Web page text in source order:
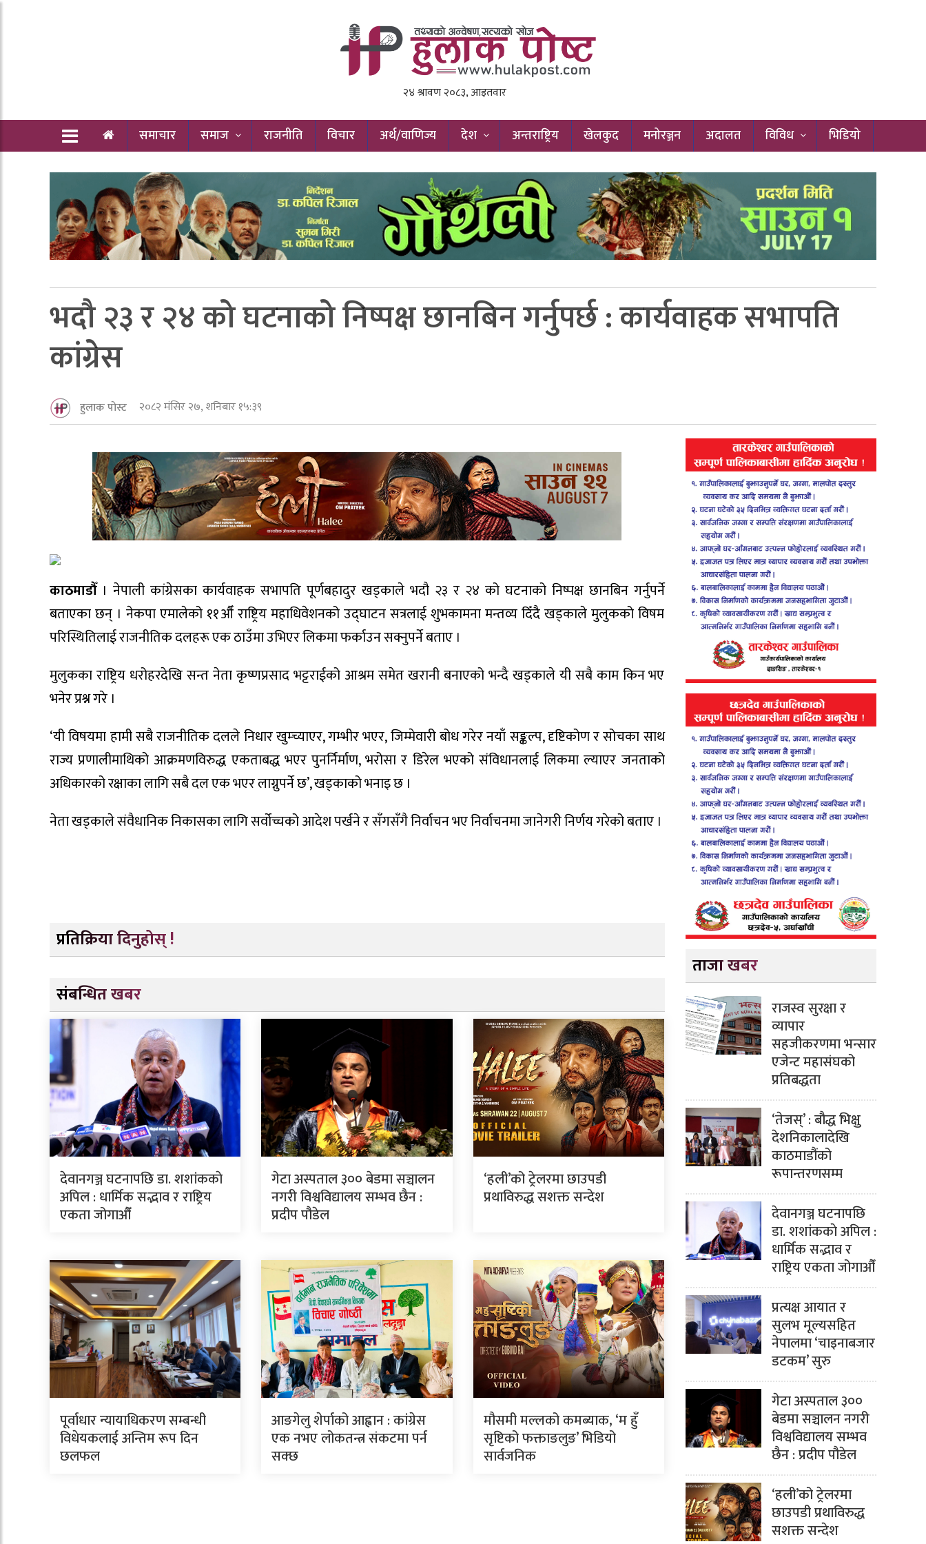
समाचार समाज राजनीति विचार अर्थ/वाणिज्य देश अन्तराष्ट्रिय खेलकुद मनोरञ्जन अदालत विविध भिडियो
भदौ २३ र २४ को घटनाको निष्पक्ष छानबिन गर्नुपर्छ : कार्यवाहक सभापति
कांग्रेस
हुलाक पोस्ट २०८२ मंसिर २७, शनिबार १५:३९
काठमाडौँ। नेपाली कांग्रेसका कार्यवाहक सभापति पूर्णबहादुर खड्काले भदौ २३ र २४ को घटनाको निष्पक्ष छानबिन गर्नुपर्ने
बताएका छन् । नेकपा एमालेको ११औँ राष्ट्रिय महाधिवेशनको उद्घाटन सत्रलाई शुभकामना मन्तव्य दिँदै खड्काले मुलुकको विषम
परिस्थितिलाई राजनीतिक दलहरू एक ठाउँमा उभिएर लिकमा फर्काउन सक्नुपर्ने बताए ।
मुलुकका राष्ट्रिय धरोहरदेखि सन्त नेता कृष्णप्रसाद भट्टराईको आश्रम समेत खरानी बनाएको भन्दै खड्काले यी सबै काम किन भए
भनेर प्रश्न गरे ।
‘यी विषयमा हामी सबै राजनीतिक दलले निधार खुम्च्याएर, गम्भीर भएर, जिम्मेवारी बोध गरेर नयाँ सङ्कल्प, दृष्टिकोण र सोचका साथ
राज्य प्रणालीमाथिको आक्रमणविरुद्ध एकताबद्ध भएर पुनर्निर्माण, भरोसा र डिरेल भएको संविधानलाई लिकमा ल्याएर जनताको
अधिकारको रक्षाका लागि सबै दल एक भएर लाग्नुपर्ने छ’, खड्काको भनाइ छ ।
नेता खड्काले संवैधानिक निकासका लागि सर्वोच्चको आदेश पर्खने र सँगसँगै निर्वाचन भए निर्वाचनमा जानेगरी निर्णय गरेको बताए ।
प्रतिक्रिया दिनुहोस् !
संबन्धित खबर
देवानगञ्ज घटनापछि डा. शशांककाे
अपिल : धार्मिक सद्भाव र राष्ट्रिय
एकता जोगाऔँ
गेटा अस्पताल ३०० बेडमा सञ्चालन
नगरी विश्वविद्यालय सम्भव छैन :
प्रदीप पौडेल
‘हली’को ट्रेलरमा छाउपडी
प्रथाविरुद्ध सशक्त सन्देश
पूर्वाधार न्यायाधिकरण सम्बन्धी
विधेयकलाई अन्तिम रूप दिन
छलफल
आङगेलु शेर्पाको आह्वान : कांग्रेस
एक नभए लोकतन्त्र संकटमा पर्न
सक्छ
मौसमी मल्लको कमब्याक, ‘म हुँ
सृष्टिको फक्ताङलुङ’ भिडियो
सार्वजनिक
ताजा खबर
राजस्व सुरक्षा र
व्यापार
सहजीकरणमा भन्सार
एजेन्ट महासंघको
प्रतिबद्धता
‘तेजस्’ : बौद्ध भिक्षु
देशनिकालादेखि
काठमाडौंको
रूपान्तरणसम्म
देवानगञ्ज घटनापछि
डा. शशांककाे अपिल :
धार्मिक सद्भाव र
राष्ट्रिय एकता जोगाऔँ
प्रत्यक्ष आयात र
सुलभ मूल्यसहित
नेपालमा ‘चाइनाबजार
डटकम’ सुरु
गेटा अस्पताल ३००
बेडमा सञ्चालन नगरी
विश्वविद्यालय सम्भव
छैन : प्रदीप पौडेल
‘हली’को ट्रेलरमा
छाउपडी प्रथाविरुद्ध
सशक्त सन्देश